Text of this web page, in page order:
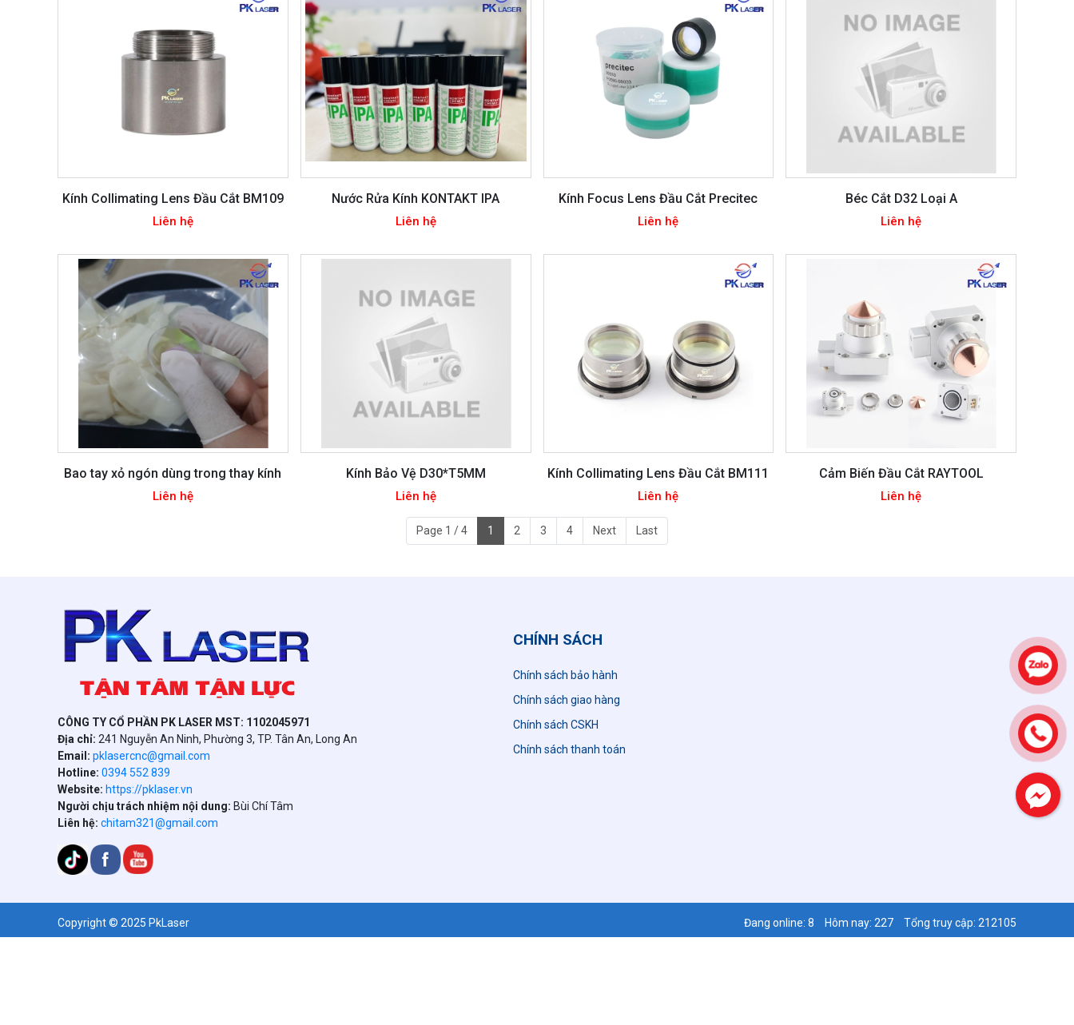
Kính Collimating Lens Đầu Cắt BM109
Liên hệ
Nước Rửa Kính KONTAKT IPA
Liên hệ
Kính Focus Lens Đầu Cắt Precitec
Liên hệ
Béc Cắt D32 Loại A
Liên hệ
Bao tay xỏ ngón dùng trong thay kính
Liên hệ
Kính Bảo Vệ D30*T5MM
Liên hệ
Kính Collimating Lens Đầu Cắt BM111
Liên hệ
Cảm Biến Đầu Cắt RAYTOOL
Liên hệ
Page 1 / 4 1 2 3 4 Next Last
CÔNG TY CỔ PHẦN PK LASER MST: 1102045971
Địa chỉ: 241 Nguyễn An Ninh, Phường 3, TP. Tân An, Long An
Email: pklasercnc@gmail.com
Hotline: 0394 552 839
Website: https://pklaser.vn
Người chịu trách nhiệm nội dung: Bùi Chí Tâm
Liên hệ: chitam321@gmail.com
CHÍNH SÁCH
Chính sách bảo hành
Chính sách giao hàng
Chính sách CSKH
Chính sách thanh toán
Copyright © 2025 PkLaser Đang online: 8 Hôm nay: 227 Tổng truy cập: 212105